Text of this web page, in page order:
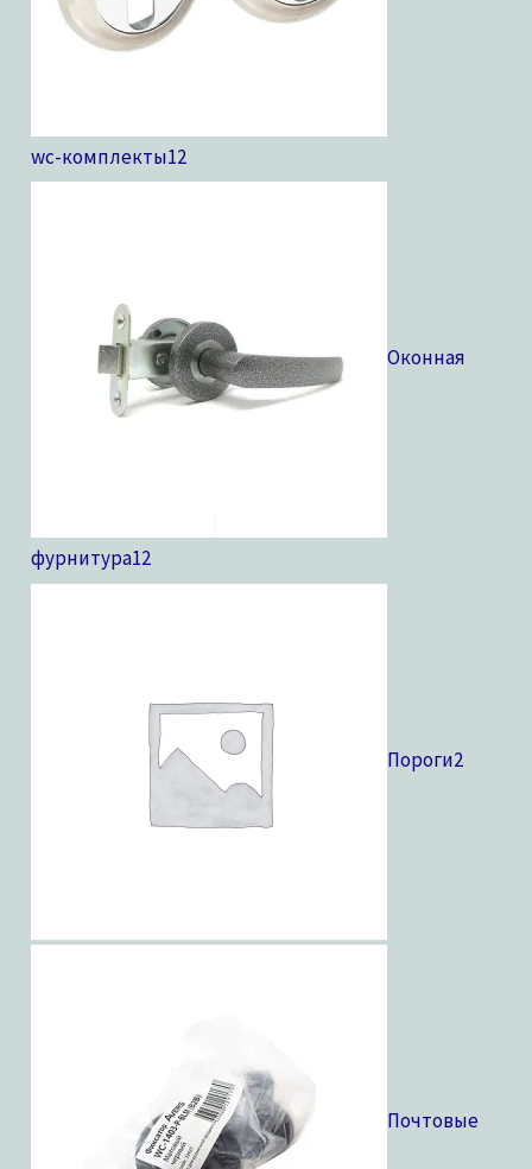
wc-комплекты12
Оконная
фурнитура12
Пороги2
Почтовые